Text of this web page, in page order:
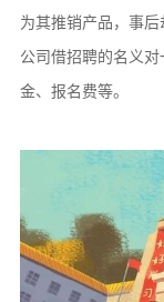
为其推销产品，事
公司借招聘的名义
金、报名费等。